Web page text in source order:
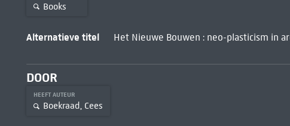
Books
Alternatieve titel Het Nieuwe Bouwen : neo-plasticism in
DOOR
HEEFT AUTEUR
Boekraad, Cees